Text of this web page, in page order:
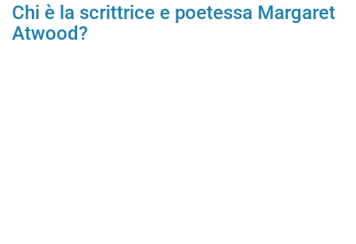
Chi è la scrittrice e poetessa Margaret
Atwood?